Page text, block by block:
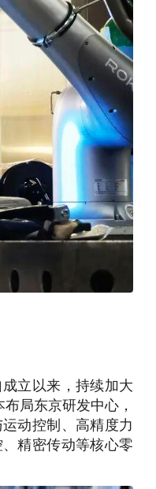
立以来，持续加大
局东京研发中心，
动控制、高精度力
精密传动等核心零